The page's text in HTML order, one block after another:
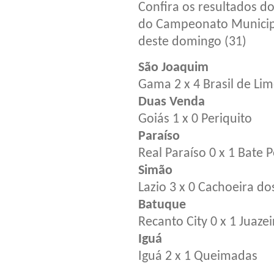
Confira os resultados
do Campeonato
deste domingo (31)
São Joaquim
Gama 2 x 4 Brasil de
Duas Venda
Goiás 1 x 0 Periquito
Paraíso
Real Paraíso 0 x 1 Bate
Simão
Lazio 3 x 0 Cachoeira
Batuque
Recanto City 0 x 1
Iguá
Iguá 2 x 1 Queimadas